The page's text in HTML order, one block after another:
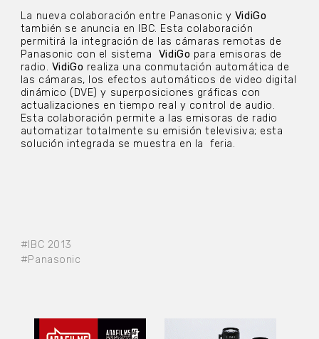
#IBC 2013
#Panasonic
La nueva colaboración entre Panasonic y VidiGo
también se anuncia en IBC. Esta colaboración
permitirá la integración de las cámaras remotas de
Panasonic con el sistema VidiGo para emisoras de
radio. VidiGo realiza una conmutación automática de
las cámaras, los efectos automáticos de video digital
dinámico (DVE) y superposiciones gráficas con
actualizaciones en tiempo real y control de audio.
Esta colaboración permite a las emisoras de radio
automatizar totalmente su emisión televisiva; esta
solución integrada se muestra en la feria.